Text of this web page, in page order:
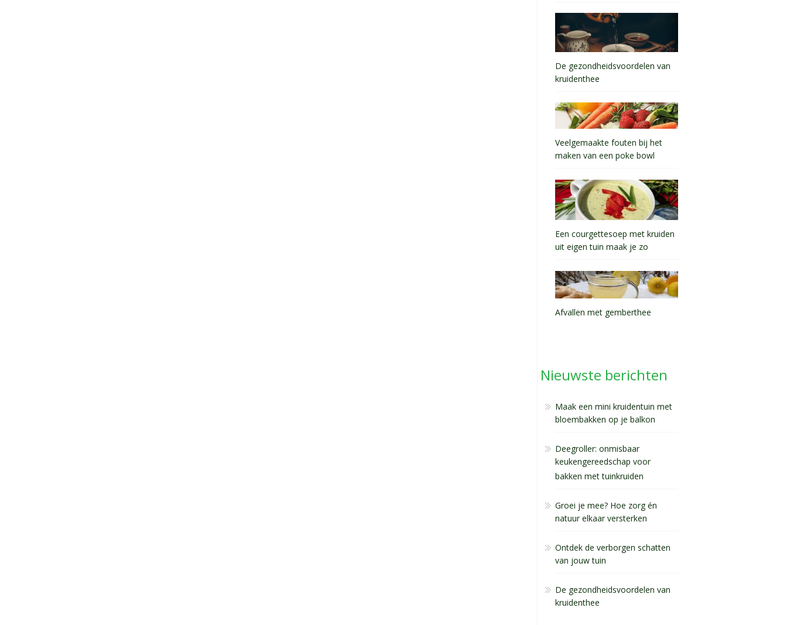
De gezondheidsvoordelen van
kruidenthee
Veelgemaakte fouten bij het
maken van een poke bowl
Een courgettesoep met kruiden
uit eigen tuin maak je zo
Afvallen met gemberthee
Nieuwste berichten
Maak een mini kruidentuin met
bloembakken op je balkon
Deegroller: onmisbaar
keukengereedschap voor
bakken met tuinkruiden
Groei je mee? Hoe zorg én
natuur elkaar versterken
Ontdek de verborgen schatten
van jouw tuin
De gezondheidsvoordelen van
kruidenthee